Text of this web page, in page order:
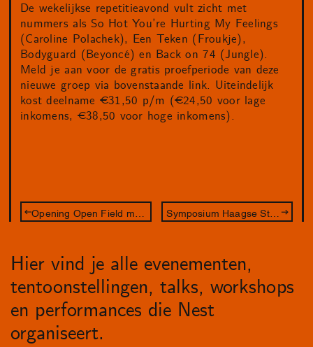
De wekelijkse repetitieavond vult zicht met
nummers als So Hot You’re Hurting My Feelings
(Caroline Polachek), Een Teken (Froukje),
Bodyguard (Beyoncé) en Back on 74 (Jungle).
Meld je aan voor de gratis proefperiode van deze
nieuwe groep via bovenstaande link. Uiteindelijk
kost deelname €31,50 p/m (€24,50 voor lage
inkomens, €38,50 voor hoge inkomens).
Symposium Haagse Stadstekenaar
Hier vind je alle evenementen,
tentoonstellingen, talks, workshops
en performances die Nest
organiseert.